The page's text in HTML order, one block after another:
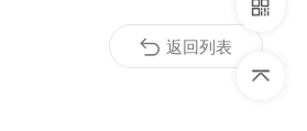
返回列表